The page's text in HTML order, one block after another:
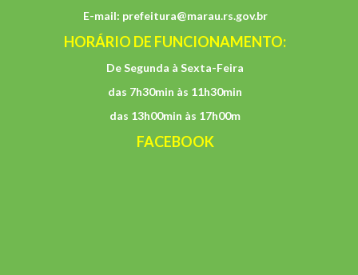
E-mail: prefeitura@marau.rs.gov.br
HORÁRIO DE FUNCIONAMENTO:
De Segunda à Sexta-Feira
das 7h30min às 11h30min
das 13h00min às 17h00m
FACEBOOK